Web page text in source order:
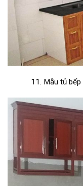
11. Mẫu tủ